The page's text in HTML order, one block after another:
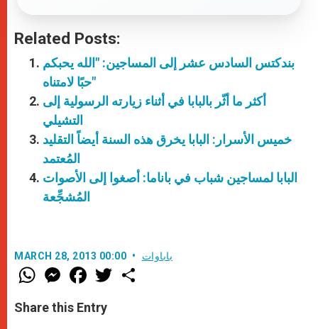
Related Posts:
بندكتس السادس عشر إلى المساجين: "الله يحبكم
حبًا لامتناه"
أكثر ما أثّر بالبابا في أثناء زيارته الرسولية إلى
التشيلي
خميس الأسرار: البابا يخرق هذه السنة أيضاً التقليد
المُعتمد
البابا لمساجين شباب في باناما: أصغوا إلى الأصوات
المُشجِّعة
MARCH 28, 2013 00:00 باباوات
W
h
t
s
M
e
s
e
F
a
e
b
w
Share this Entry